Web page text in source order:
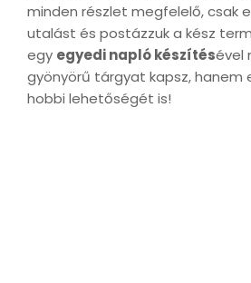
minden részlet megfelelő, csak
utalást és postázzuk a kész
egy egyedi napló készítésével
gyönyörű tárgyat kapsz, hanem
hobbi lehetőségét is!